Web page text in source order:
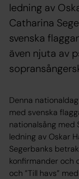
ledning av
Catharina
svenska
även njuta av
Denna
med svenska
nationalsång med
ledning av Oskar
Segerbanks
konfirmander och
och ”Till havs”